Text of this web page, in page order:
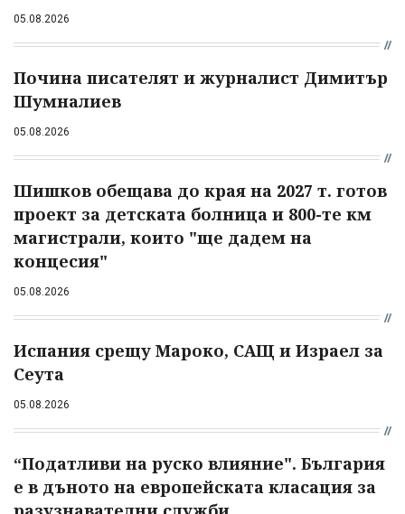
05.08.2026
Почина писателят и журналист Димитър
Шумналиев
05.08.2026
Шишков обещава до края на 2027 т. готов
проект за детската болница и 800-те км
магистрали, които "ще дадем на
концесия"
05.08.2026
Испания срещу Мароко, САЩ и Израел за
Сеута
05.08.2026
“Податливи на руско влияние". България
е в дъното на европейската класация за